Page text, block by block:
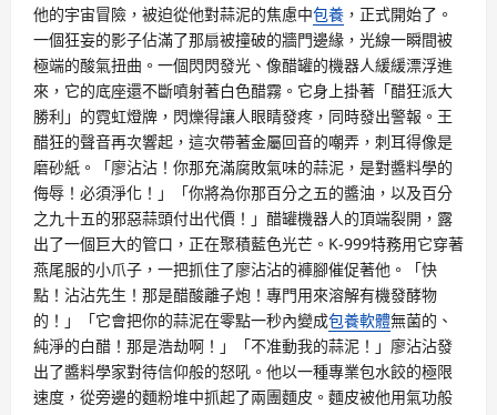
他的宇宙冒險，被迫從他對蒜泥的焦慮中包養 ，正式開始了。
一個狂妄的影子佔滿了那扇被撞破的牆門邊緣，光線一瞬間被
極端的酸氣扭曲。一個閃閃發光、像醋罐的機器人緩緩漂浮進
來，它的底座還不斷噴射著白色醋霧。它身上掛著「醋狂派大
勝利」的霓虹燈牌，閃爍得讓人眼睛發疼，同時發出警報。王
醋狂的聲音再次響起，這次帶著金屬回音的嘲弄，刺耳得像是
磨砂紙。「廖沾沾！你那充滿腐敗氣味的蒜泥，是對醬料學的
侮辱！必須淨化！」「你將為你那百分之五的醬油，以及百分
之九十五的邪惡蒜頭付出代價！」醋罐機器人的頂端裂開，露
出了一個巨大的管口，正在聚積藍色光芒。K-999特務用它穿著
燕尾服的小爪子，一把抓住了廖沾沾的褲腳催促著他。「快
點！沾沾先生！那是醋酸離子炮！專門用來溶解有機發酵物
的！」「它會把你的蒜泥在零點一秒內變成包養軟體無菌的、
純淨的白醋！那是浩劫啊！」「不准動我的蒜泥！」廖沾沾發
出了醬料學家對待信仰般的怒吼。他以一種專業包水餃的極限
速度，從旁邊的麵粉堆中抓起了兩團麵皮。麵皮被他用氣功般